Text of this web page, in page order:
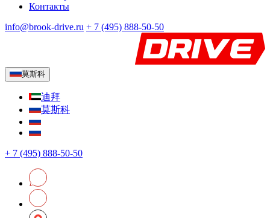
Контакты
info@brook-drive.ru + 7 (495) 888-50-50
莫斯科
迪拜
莫斯科
+ 7 (495) 888-50-50